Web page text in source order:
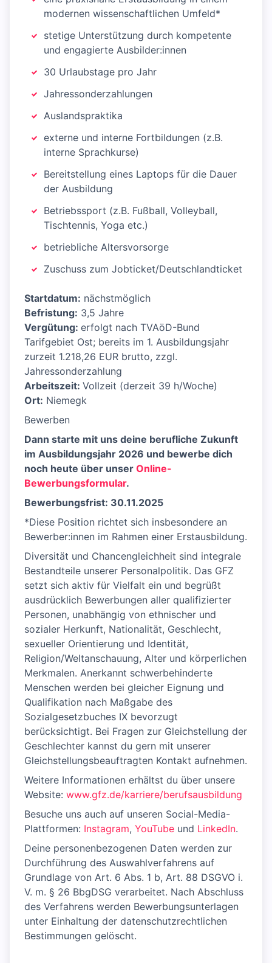
modernen wissenschaftlichen Umfeld*
stetige Unterstützung durch kompetente
und engagierte Ausbilder:innen
30 Urlaubstage pro Jahr
Jahressonderzahlungen
Auslandspraktika
externe und interne Fortbildungen (z.B.
interne Sprachkurse)
Bereitstellung eines Laptops für die Dauer
der Ausbildung
Betriebssport (z.B. Fußball, Volleyball,
Tischtennis, Yoga etc.)
betriebliche Altersvorsorge
Zuschuss zum Jobticket/Deutschlandticket
Startdatum: nächstmöglich
Befristung: 3,5 Jahre
Vergütung: erfolgt nach TVAöD-Bund
Tarifgebiet Ost; bereits im 1. Ausbildungsjahr
zurzeit 1.218,26 EUR brutto, zzgl.
Jahressonderzahlung
Arbeitszeit: Vollzeit (derzeit 39 h/Woche)
Ort: Niemegk
Bewerben
Dann starte mit uns deine berufliche Zukunft
im Ausbildungsjahr 2026 und bewerbe dich
noch heute über unser Online-
Bewerbungsformular.
Bewerbungsfrist: 30.11.2025
*Diese Position richtet sich insbesondere an
Bewerber:innen im Rahmen einer Erstausbildung.
Diversität und Chancengleichheit sind integrale
Bestandteile unserer Personalpolitik. Das GFZ
setzt sich aktiv für Vielfalt ein und begrüßt
ausdrücklich Bewerbungen aller qualifizierter
Personen, unabhängig von ethnischer und
sozialer Herkunft, Nationalität, Geschlecht,
sexueller Orientierung und Identität,
Religion/Weltanschauung, Alter und körperlichen
Merkmalen. Anerkannt schwerbehinderte
Menschen werden bei gleicher Eignung und
Qualifikation nach Maßgabe des
Sozialgesetzbuches IX bevorzugt
berücksichtigt. Bei Fragen zur Gleichstellung der
Geschlechter kannst du gern mit unserer
Gleichstellungsbeauftragten Kontakt aufnehmen.
Weitere Informationen erhältst du über unsere
Website: www.gfz.de/karriere/berufsausbildung
Besuche uns auch auf unseren Social-Media-
Plattformen: Instagram, YouTube und LinkedIn.
Deine personenbezogenen Daten werden zur
Durchführung des Auswahlverfahrens auf
Grundlage von Art. 6 Abs. 1 b, Art. 88 DSGVO i.
V. m. § 26 BbgDSG verarbeitet. Nach Abschluss
des Verfahrens werden Bewerbungsunterlagen
unter Einhaltung der datenschutzrechtlichen
Bestimmungen gelöscht.